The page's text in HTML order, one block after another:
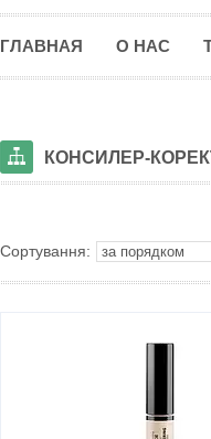
ГЛАВНАЯ О НАС
КОНСИЛЕР-